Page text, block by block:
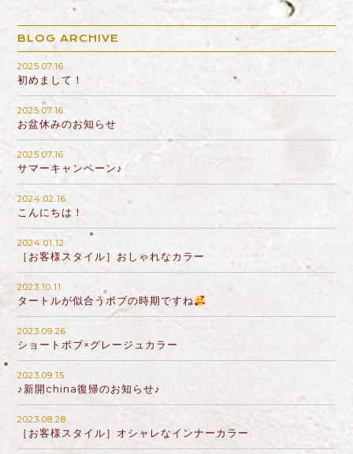
BLOG ARCHIVE
2025.07.16
初めまして！
2025.07.16
お盆休みのお知らせ
2025.07.16
サマーキャンペーン♪
2024.02.16
こんにちは！
2024.01.12
［お客様スタイル］おしゃれなカラー
2023.10.11
タートルが似合うボブの時期ですね
2023.09.26
ショートボブ×グレージュカラー
2023.09.15
♪新開china復帰のお知らせ♪
2023.08.28
［お客様スタイル］オシャレなインナーカラー